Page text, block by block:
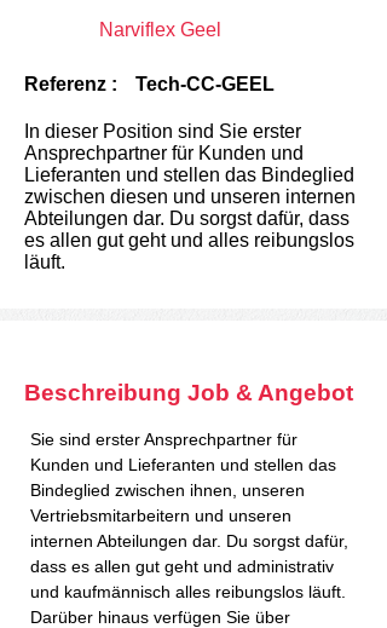
Narviflex Geel
Referenz : Tech-CC-GEEL
In dieser Position sind Sie erster
Ansprechpartner für Kunden und
Lieferanten und stellen das Bindeglied
zwischen diesen und unseren internen
Abteilungen dar. Du sorgst dafür, dass
es allen gut geht und alles reibungslos
läuft.
Beschreibung Job & Angebot
Sie sind erster Ansprechpartner für
Kunden und Lieferanten und stellen das
Bindeglied zwischen ihnen, unseren
Vertriebsmitarbeitern und unseren
internen Abteilungen dar. Du sorgst dafür,
dass es allen gut geht und administrativ
und kaufmännisch alles reibungslos läuft.
Darüber hinaus verfügen Sie über